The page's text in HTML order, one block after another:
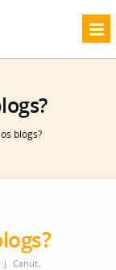
blogs?
J. Canut,